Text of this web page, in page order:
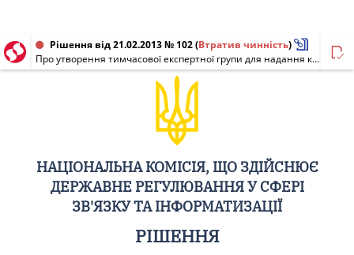
Рішення від 21.02.2013 № 102(Втратив чинність)
Про утворення тимчасової експертної групи для надання консультацій щодо здійснення координації робіт з підтвердження відповідності радіоелектронних засобів, випромінювальних пристроїв, що виробляються в Україні та ввозяться з-за кордону
НАЦІОНАЛЬНА КОМІСІЯ, ЩО ЗДІЙСНЮЄ
ДЕРЖАВНЕ РЕГУЛЮВАННЯ У СФЕРІ
ЗВ'ЯЗКУ ТА ІНФОРМАТИЗАЦІЇ
РІШЕННЯ